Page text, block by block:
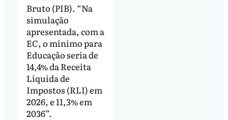
Bruto (PIB). “Na
simulação
apresentada, com a
EC, o mínimo para
Educação seria de
14,4% da Receita
Líquida de
Impostos (RLI) em
2026, e 11,3% em
2036”.